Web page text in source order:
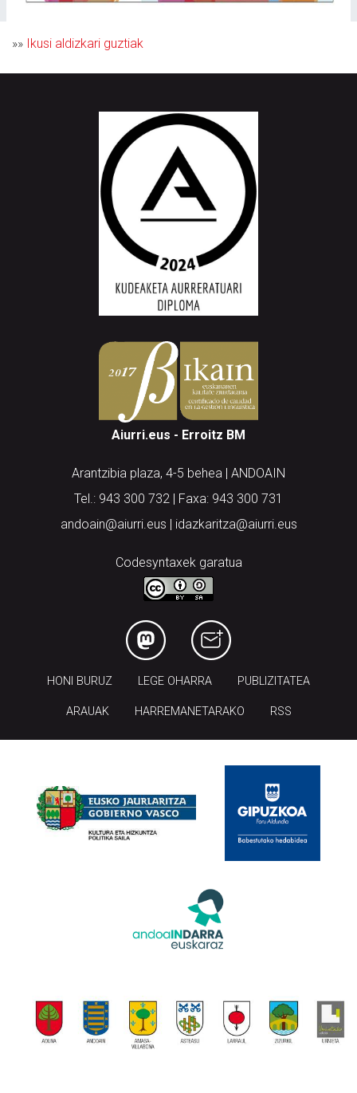
»» Ikusi aldizkari guztiak
Aiurri.eus - Erroitz BM
Arantzibia plaza, 4-5 behea | ANDOAIN
Tel.: 943 300 732 | Faxa: 943 300 731
andoain@aiurri.eus | idazkaritza@aiurri.eus
Codesyntaxek garatua
HONI BURUZ LEGE OHARRA PUBLIZITATEA
ARAUAK HARREMANETARAKO RSS